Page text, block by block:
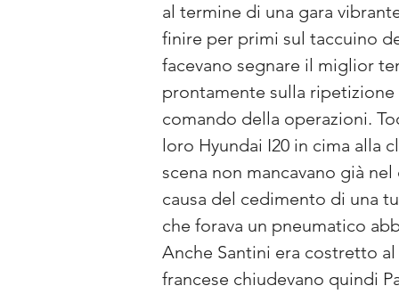
al termine di una gara
finire per primi sul taccuino
facevano segnare il miglior
prontamente sulla
comando della operazioni.
loro Hyundai I20 in cima alla
scena non mancavano già
causa del cedimento di una
che forava un pneumatico
Anche Santini era costretto
francese chiudevano quindi